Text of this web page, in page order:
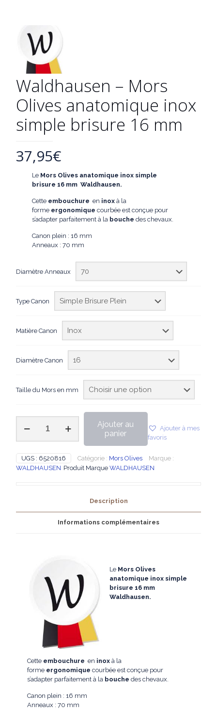
Waldhausen – Mors
Olives anatomique inox
simple brisure 16 mm
37,95€
Le Mors Olives anatomique inox simple
brisure 16 mm Waldhausen.
Cette embouchure en inox à la
forme ergonomique courbée est conçue pour
s’adapter parfaitement à la bouche des chevaux.
Canon plein : 16 mm
Anneaux : 70 mm
Diamètre Anneaux
Type Canon
Matière Canon
Diamètre Canon
Taille du Mors en mm
Mors
Olives
16
Ajouter au
panier
Ajouter à mes
favoris
UGS : 6520816 Catégorie : Mors Olives
Marque :
WALDHAUSEN Produit Marque WALDHAUSEN
Description
Informations complémentaires
Le Mors Olives
anatomique inox simple
brisure 16 mm
Waldhausen.
Cette embouchure en inoxà la
forme ergonomique courbée est conçue pour
s’adapter parfaitement à la bouche des chevaux.
Canon plein : 16 mm
Anneaux : 70 mm